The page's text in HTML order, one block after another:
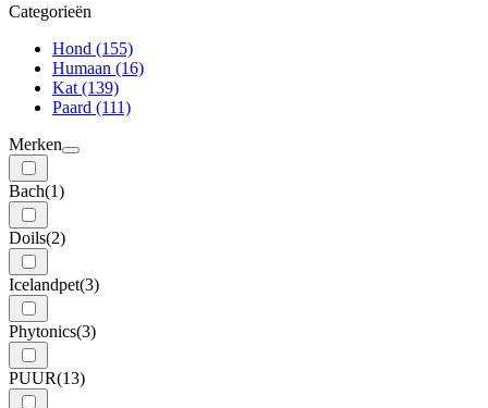
Categorieën
Hond (155)
Humaan (16)
Kat (139)
Paard (111)
Merken
Bach(1)
Doils(2)
Icelandpet(3)
Phytonics(3)
PUUR(13)